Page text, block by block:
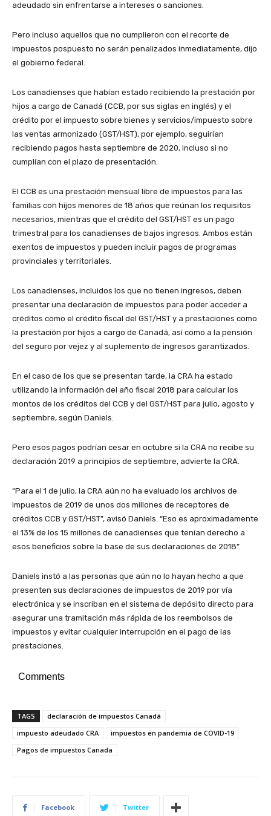
adeudado sin enfrentarse a intereses o sanciones.
Pero incluso aquellos que no cumplieron con el recorte de
impuestos pospuesto no serán penalizados inmediatamente, dijo
el gobierno federal.
Los canadienses que habían estado recibiendo la prestación por
hijos a cargo de Canadá (CCB, por sus siglas en inglés) y el
crédito por el impuesto sobre bienes y servicios/impuesto sobre
las ventas armonizado (GST/HST), por ejemplo, seguirían
recibiendo pagos hasta septiembre de 2020, incluso si no
cumplían con el plazo de presentación.
El CCB es una prestación mensual libre de impuestos para las
familias con hijos menores de 18 años que reúnan los requisitos
necesarios, mientras que el crédito del GST/HST es un pago
trimestral para los canadienses de bajos ingresos. Ambos están
exentos de impuestos y pueden incluir pagos de programas
provinciales y territoriales.
Los canadienses, incluidos los que no tienen ingresos, deben
presentar una declaración de impuestos para poder acceder a
créditos como el crédito fiscal del GST/HST y a prestaciones como
la prestación por hijos a cargo de Canadá, así como a la pensión
del seguro por vejez y al suplemento de ingresos garantizados.
En el caso de los que se presentan tarde, la CRA ha estado
utilizando la información del año fiscal 2018 para calcular los
montos de los créditos del CCB y del GST/HST para julio, agosto y
septiembre, según Daniels.
Pero esos pagos podrían cesar en octubre si la CRA no recibe su
declaración 2019 a principios de septiembre, advierte la CRA.
“Para el 1 de julio, la CRA aún no ha evaluado los archivos de
impuestos de 2019 de unos dos millones de receptores de
créditos CCB y GST/HST”, avisó Daniels. “Eso es aproximadamente
el 13% de los 15 millones de canadienses que tenían derecho a
esos beneficios sobre la base de sus declaraciones de 2018”.
Daniels instó a las personas que aún no lo hayan hecho a que
presenten sus declaraciones de impuestos de 2019 por vía
electrónica y se inscriban en el sistema de depósito directo para
asegurar una tramitación más rápida de los reembolsos de
impuestos y evitar cualquier interrupción en el pago de las
prestaciones.
Comments
TAGS
declaración de impuestos Canadá
impuesto adeudado CRA
impuestos en pandemia de COVID-19
Pagos de impuestos Canada
Facebook Twitter